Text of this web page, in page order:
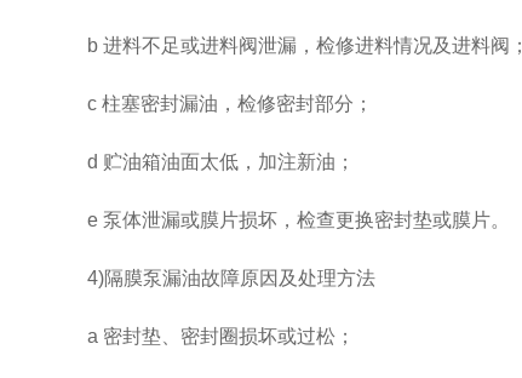
b 进料不足或进料阀泄漏，检修进料情况及进料阀；
c 柱塞密封漏油，检修密封部分；
d 贮油箱油面太低，加注新油；
e 泵体泄漏或膜片损坏，检查更换密封垫或膜片。
4)隔膜泵漏油故障原因及处理方法
a 密封垫、密封圈损坏或过松；